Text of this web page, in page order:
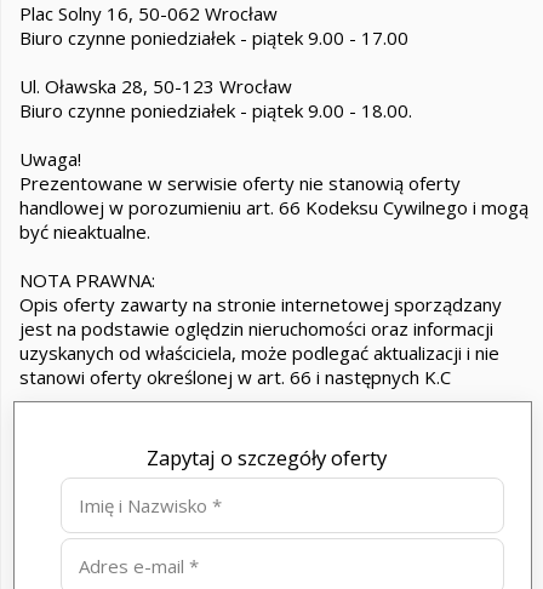
Plac Solny 16, 50-062 Wrocław
Biuro czynne poniedziałek - piątek 9.00 - 17.00
Ul. Oławska 28, 50-123 Wrocław
Biuro czynne poniedziałek - piątek 9.00 - 18.00.
Uwaga!
Prezentowane w serwisie oferty nie stanowią oferty
handlowej w porozumieniu art. 66 Kodeksu Cywilnego i mogą
być nieaktualne.
NOTA PRAWNA:
Opis oferty zawarty na stronie internetowej sporządzany
jest na podstawie oględzin nieruchomości oraz informacji
uzyskanych od właściciela, może podlegać aktualizacji i nie
stanowi oferty określonej w art. 66 i następnych K.C
Zapytaj o szczegóły oferty